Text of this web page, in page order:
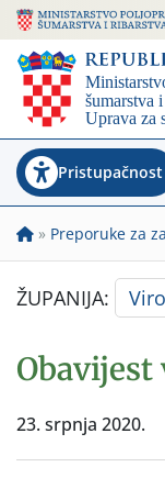
Pristupačnost
» Preporuke za
ŽUPANIJA:
23. srpnja 2020.